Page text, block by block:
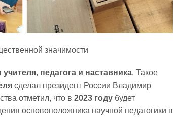
значимости
учителя, педагога и наставника. Такое
сделал президент России Владимир
отметил, что в 2023 году будет
основоположника научной педагогики в